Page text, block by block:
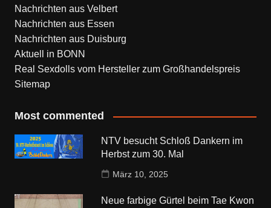
Nachrichten aus Velbert
Nachrichten aus Essen
Nachrichten aus Duisburg
Aktuell in BONN
Real Sexdolls vom Hersteller zum Großhandelspreis
Sitemap
Most commented
NTV besucht Schloß Dankern im
Herbst zum 30. Mal
März 10, 2025
Neue farbige Gürtel beim Tae Kwon